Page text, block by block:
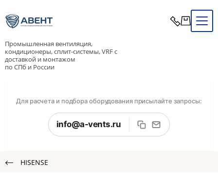
Промышленная вентиляция,
кондиционеры, сплит-системы, VRF с
доставкой и монтажом
по СПб и России
Для расчета и подбора оборудования присылайте запросы:
info@a-vents.ru
HISENSE